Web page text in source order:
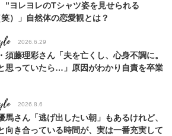
”ヨレヨレのTシャツ姿を見せられる
笑）」自然体の恋愛観とは？
2026.6.29
須藤理彩さん「夫を亡くし、心身不調に。
思っていたら…」原因がわかり自責を卒業
2026.8.6
馬さん「逃げ出したい朝」もあるけれど、
向き合っている時間が、実は一番充実して